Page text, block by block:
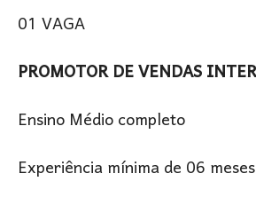
01 VAGA
PROMOTOR DE VENDAS
Ensino Médio completo
Experiência mínima de 06